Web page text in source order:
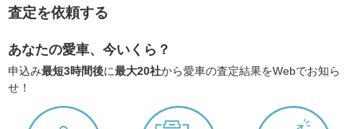
査定を依頼する
あなたの愛車、今いくら？
申込み最短3時間後に最大20社から愛車の査定結果をWebでお知ら
せ！